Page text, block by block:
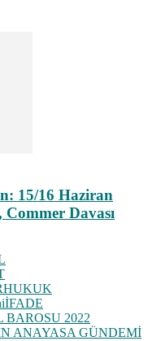
15/16 Haziran
Commer Davası
HUKUK
İFADE
BAROSU 2022
ANAYASA GÜNDEMİ